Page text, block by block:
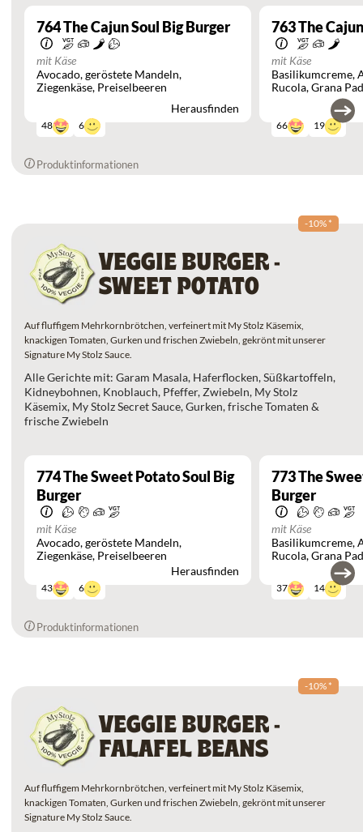
764The Cajun Soul Big Burger
mit Käse
Avocado geröstete Mandeln
Ziegenkäse Preiselbeeren
Herausfinden
48 6
763The
mit Käse
Basilikumcreme
Rucola Grana
66 19
Produktinformationen
-10% *
VEGGIE BURGER -
SWEET POTATO
Auf fluffigem Mehrkornbrötchen, verfeinert mit My Stolz Käsemix,
knackigen Tomaten, Gurken und frischen Zwiebeln, gekrönt mit unserer
Signature My Stolz Sauce.
Alle Gerichte mit: Garam Masala, Haferflocken, Süßkartoffeln,
Kidneybohnen, Knoblauch, Pfeffer, Zwiebeln, My Stolz
Käsemix, My Stolz Secret Sauce, Gurken, frische Tomaten &
frische Zwiebeln
774The Sweet Potato Soul Big
Burger
mit Käse
Avocado geröstete Mandeln
Ziegenkäse Preiselbeeren
Herausfinden
43 6
773The
Burger
mit Käse
Basilikumcreme
Rucola Grana
37 14
Produktinformationen
-10% *
VEGGIE BURGER -
FALAFEL BEANS
Auf fluffigem Mehrkornbrötchen, verfeinert mit My Stolz Käsemix,
knackigen Tomaten, Gurken und frischen Zwiebeln, gekrönt mit unserer
Signature My Stolz Sauce.